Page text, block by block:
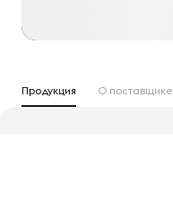
Продукция О поставщике